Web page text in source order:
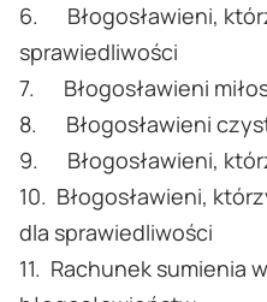
6. Błogosławieni,
sprawiedliwości
7. Błogosławieni
8. Błogosławieni
9. Błogosławieni,
10. Błogosławieni,
dla sprawiedliwości
11. Rachunek sumienia